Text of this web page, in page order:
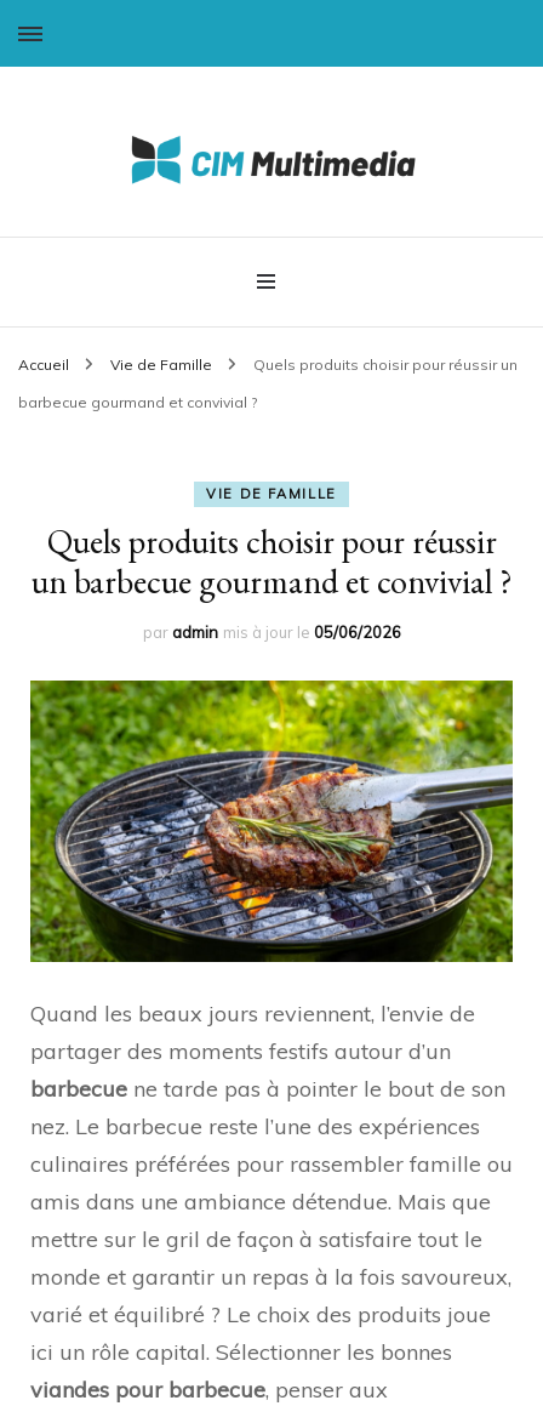
CIM-Multimédia
Accueil Vie de Famille Quels produits choisir pour réussir un
barbecue gourmand et convivial ?
VIE DE FAMILLE
Quels produits choisir pour réussir
un barbecue gourmand et convivial ?
paradmin mis à jour le 05/06/2026
Quand les beaux jours reviennent, l’envie de
partager des moments festifs autour d’un
barbecue ne tarde pas à pointer le bout de son
nez. Le barbecue reste l’une des expériences
culinaires préférées pour rassembler famille ou
amis dans une ambiance détendue. Mais que
mettre sur le gril de façon à satisfaire tout le
monde et garantir un repas à la fois savoureux,
varié et équilibré ? Le choix des produits joue
ici un rôle capital. Sélectionner les bonnes
viandes pour barbecue, penser aux